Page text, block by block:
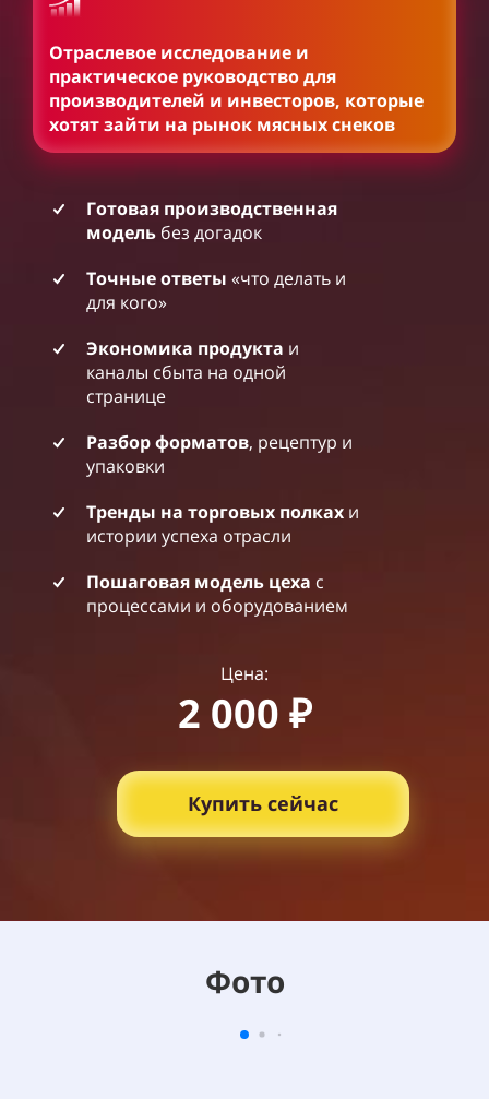
Отраслевое исследование и
практическое руководство для
производителей и инвесторов, которые
хотят зайти на рынок мясных снеков
Готовая производственная
модель без догадок
Точные ответы «что делать и
для кого»
Экономика продукта и
каналы сбыта на одной
странице
Разбор форматов, рецептур и
упаковки
Тренды на торговых полках и
истории успеха отрасли
Пошаговая модель цеха с
процессами и оборудованием
Цена:
2 000 ₽
Купить сейчас
Фото